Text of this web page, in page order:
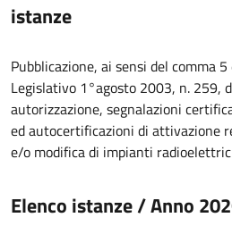
istanze
Pubblicazione, ai sensi del comma 5
Legislativo 1°agosto 2003, n. 259,
autorizzazione, segnalazioni
ed autocertificazioni di attivazione
e/o modifica di impianti
Elenco istanze / Anno